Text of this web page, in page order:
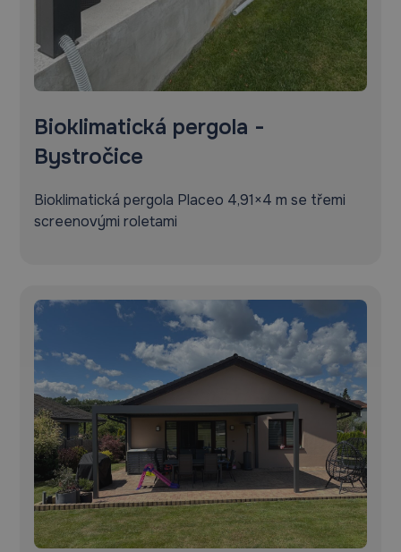
Bioklimatická pergola -
Bystročice
Bioklimatická pergola Placeo 4,91×4 m se třemi
screenovými roletami